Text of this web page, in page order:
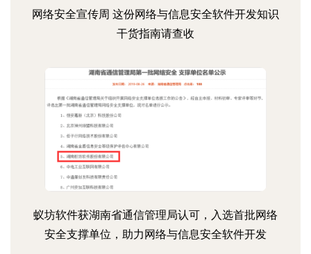
网络安全宣传周 这份网络与信息安全软件开发知识
干货指南请查收
蚁坊软件获湖南省通信管理局认可，入选首批网络
安全支撑单位，助力网络与信息安全软件开发